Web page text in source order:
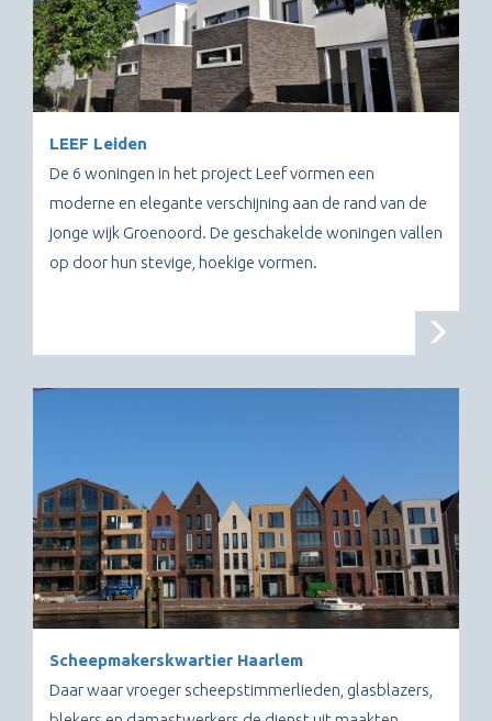
LEEF Leiden
De 6 woningen in het project Leef vormen een
moderne en elegante verschijning aan de rand van de
jonge wijk Groenoord. De geschakelde woningen vallen
op door hun stevige, hoekige vormen.
Scheepmakerskwartier Haarlem
Daar waar vroeger scheepstimmerlieden, glasblazers,